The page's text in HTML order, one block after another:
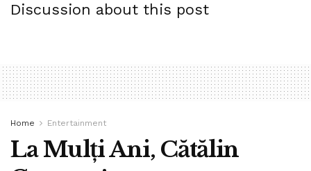
Discussion about this post
Home Entertainment
La Mulți Ani, Cătălin